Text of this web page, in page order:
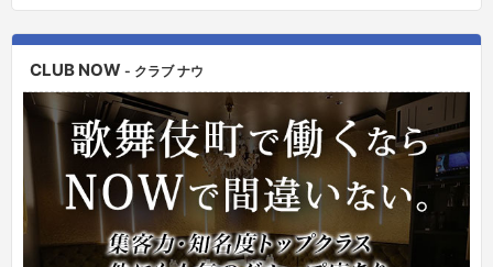
CLUB NOW - クラブ ナウ